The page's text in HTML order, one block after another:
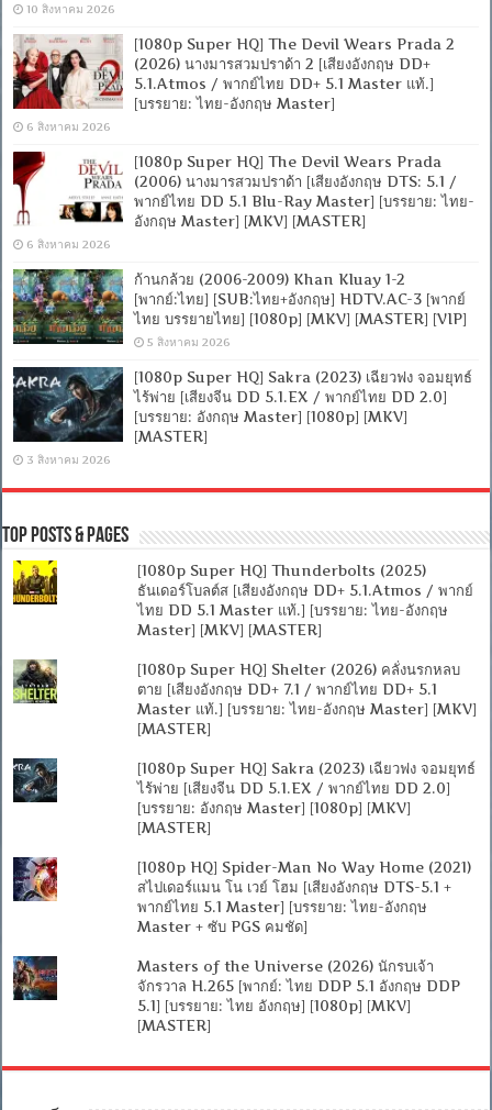
10 สิงหาคม 2026
[1080p Super HQ] The Devil Wears Prada 2
(2026) นางมารสวมปราด้า 2 [เสียงอังกฤษ DD+
5.1.Atmos / พากย์ไทย DD+ 5.1 Master แท้.]
[บรรยาย: ไทย-อังกฤษ Master]
6 สิงหาคม 2026
[1080p Super HQ] The Devil Wears Prada
(2006) นางมารสวมปราด้า [เสียงอังกฤษ DTS: 5.1 /
พากย์ไทย DD 5.1 Blu-Ray Master] [บรรยาย: ไทย-
อังกฤษ Master] [MKV] [MASTER]
6 สิงหาคม 2026
ก้านกล้วย (2006-2009) Khan Kluay 1-2
[พากย์:ไทย] [SUB:ไทย+อังกฤษ] HDTV.AC-3 [พากย์
ไทย บรรยายไทย] [1080p] [MKV] [MASTER] [VIP]
5 สิงหาคม 2026
[1080p Super HQ] Sakra (2023) เฉียวฟง จอมยุทธ์
ไร้พ่าย [เสียงจีน DD 5.1.EX / พากย์ไทย DD 2.0]
[บรรยาย: อังกฤษ Master] [1080p] [MKV]
[MASTER]
3 สิงหาคม 2026
Top Posts & Pages
[1080p Super HQ] Thunderbolts (2025)
ธันเดอร์โบลต์ส [เสียงอังกฤษ DD+ 5.1.Atmos / พากย์
ไทย DD 5.1 Master แท้.] [บรรยาย: ไทย-อังกฤษ
Master] [MKV] [MASTER]
[1080p Super HQ] Shelter (2026) คลั่งนรกหลบ
ตาย [เสียงอังกฤษ DD+ 7.1 / พากย์ไทย DD+ 5.1
Master แท้.] [บรรยาย: ไทย-อังกฤษ Master] [MKV]
[MASTER]
[1080p Super HQ] Sakra (2023) เฉียวฟง จอมยุทธ์
ไร้พ่าย [เสียงจีน DD 5.1.EX / พากย์ไทย DD 2.0]
[บรรยาย: อังกฤษ Master] [1080p] [MKV]
[MASTER]
[1080p HQ] Spider-Man No Way Home (2021)
สไปเดอร์แมน โน เวย์ โฮม [เสียงอังกฤษ DTS-5.1 +
พากย์ไทย 5.1 Master] [บรรยาย: ไทย-อังกฤษ
Master + ซับ PGS คมชัด]
Masters of the Universe (2026) นักรบเจ้า
จักรวาล H.265 [พากย์: ไทย DDP 5.1 อังกฤษ DDP
5.1] [บรรยาย: ไทย อังกฤษ] [1080p] [MKV]
[MASTER]